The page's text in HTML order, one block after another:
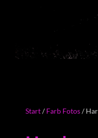
Start/ Farb Fotos/